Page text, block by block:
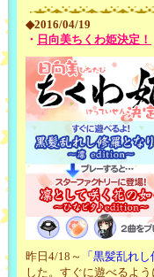
◆2016/04/19
・ 日向美ちくわ姫決定！
昨日4/18～ 「黒髪乱れ
した。すぐに遊べるよう